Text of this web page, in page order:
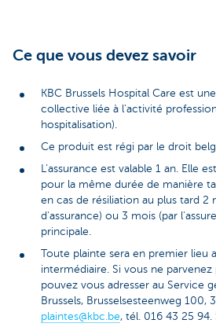
Ce que vous devez savoir
KBC Brussels Hospital Care est
collective liée à l'activité
hospitalisation).
Ce produit est régi par le droit
L’assurance est valable 1 an. Elle
pour la même durée de manière
en cas de résiliation au plus tard 2
d'assurance) ou 3 mois (par
principale.
Toute plainte sera en premier lieu
intermédiaire. Si vous ne
pouvez vous adresser au Service
Brussels, Brusselsesteenweg 100,
plaintes@kbc.be, tél. 016 43 25